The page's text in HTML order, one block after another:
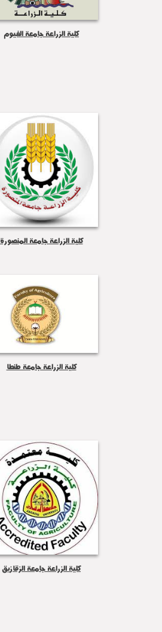
كلية الزراعة جامعة الفيوم
كلية الزراعة جامعة المنصورة
كلية الزراعة جامعة طنطا
كلية الزراعة جامعة الزقازيق